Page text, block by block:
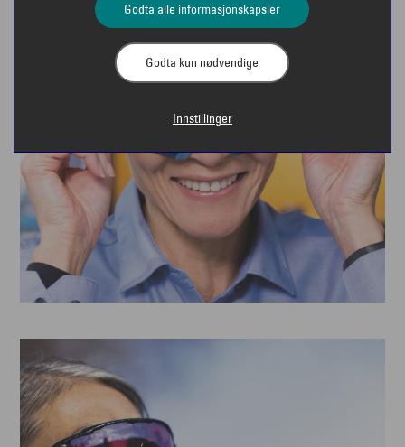
Godta alle informasjonskapsler
Godta kun nødvendige
Innstillinger